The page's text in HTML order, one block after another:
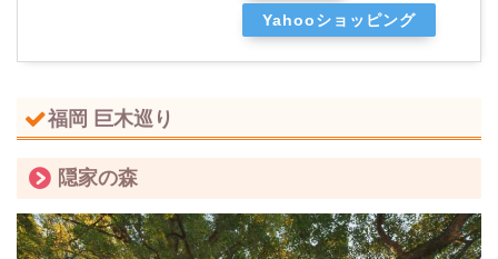
Yahooショッピング
福岡 巨木巡り
隠家の森